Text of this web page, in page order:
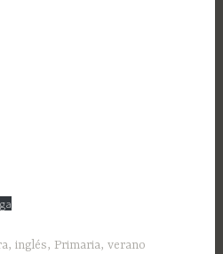
,inglés, Primaria,verano